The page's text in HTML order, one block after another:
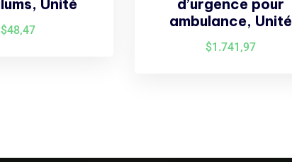
Unité
$48,47
d’urgence pour
ambulance, Unité
$1.741,97